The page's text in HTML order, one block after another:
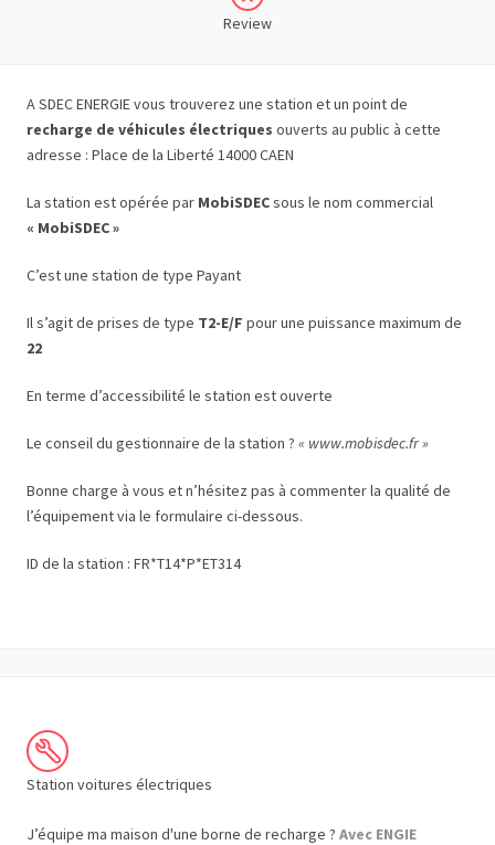
Review
A SDEC ENERGIE vous trouverez une station et un point de
recharge de véhicules électriques ouverts au public à cette
adresse : Place de la Liberté 14000 CAEN
La station est opérée par MobiSDECsous le nom commercial
« MobiSDEC »
C’est une station de type Payant
Il s’agit de prises de type T2-E/F pour une puissance maximum de
22
En terme d’accessibilité le station est ouverte
Le conseil du gestionnaire de la station ? « www.mobisdec.fr »
Bonne charge à vous et n’hésitez pas à commenter la qualité de
l’équipement via le formulaire ci-dessous.
ID de la station : FR*T14*P*ET314
Station voitures électriques
J’équipe ma maison d'une borne de recharge ? Avec ENGIE